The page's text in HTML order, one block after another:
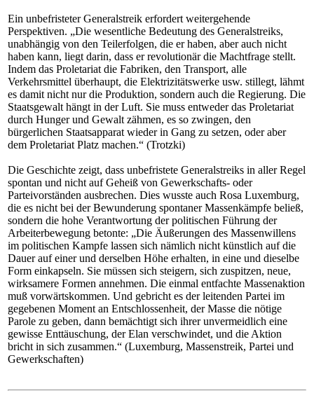
Ein unbefristeter Generalstreik erfordert weitergehende
Perspektiven. „Die wesentliche Bedeutung des Generalstreiks,
unabhängig von den Teilerfolgen, die er haben, aber auch nicht
haben kann, liegt darin, dass er revolutionär die Machtfrage stellt.
Indem das Proletariat die Fabriken, den Transport, alle
Verkehrsmittel überhaupt, die Elektrizitätswerke usw. stillegt, lähmt
es damit nicht nur die Produktion, sondern auch die Regierung. Die
Staatsgewalt hängt in der Luft. Sie muss entweder das Proletariat
durch Hunger und Gewalt zähmen, es so zwingen, den
bürgerlichen Staatsapparat wieder in Gang zu setzen, oder aber
dem Proletariat Platz machen.“ (Trotzki)
Die Geschichte zeigt, dass unbefristete Generalstreiks in aller Regel
spontan und nicht auf Geheiß von Gewerkschafts- oder
Parteivorständen ausbrechen. Dies wusste auch Rosa Luxemburg,
die es nicht bei der Bewunderung spontaner Massenkämpfe beließ,
sondern die hohe Verantwortung der politischen Führung der
Arbeiterbewegung betonte: „Die Äußerungen des Massenwillens
im politischen Kampfe lassen sich nämlich nicht künstlich auf die
Dauer auf einer und derselben Höhe erhalten, in eine und dieselbe
Form einkapseln. Sie müssen sich steigern, sich zuspitzen, neue,
wirksamere Formen annehmen. Die einmal entfachte Massenaktion
muß vorwärtskommen. Und gebricht es der leitenden Partei im
gegebenen Moment an Entschlossenheit, der Masse die nötige
Parole zu geben, dann bemächtigt sich ihrer unvermeidlich eine
gewisse Enttäuschung, der Elan verschwindet, und die Aktion
bricht in sich zusammen.“ (Luxemburg, Massenstreik, Partei und
Gewerkschaften)